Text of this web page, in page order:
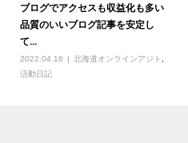
ブログでアクセスも収益化も多い
品質のいいブログ記事を安定し
て...
2022.04.16 北海道オンラインアジト
活動日記